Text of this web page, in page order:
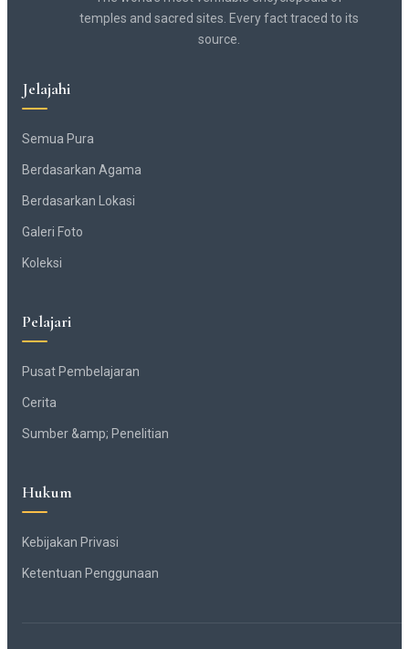
temples and sacred sites. Every fact traced to its
source.
Jelajahi
Semua Pura
Berdasarkan Agama
Berdasarkan Lokasi
Galeri Foto
Koleksi
Pelajari
Pusat Pembelajaran
Cerita
Sumber &amp; Penelitian
Hukum
Kebijakan Privasi
Ketentuan Penggunaan